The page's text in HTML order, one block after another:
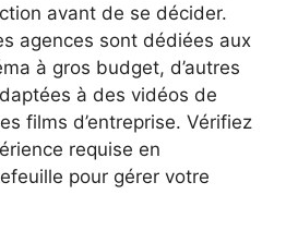
avant de se décider.
agences sont dédiées aux
à gros budget, d’autres
à des vidéos de
films d’entreprise. Vérifiez
requise en
pour gérer votre